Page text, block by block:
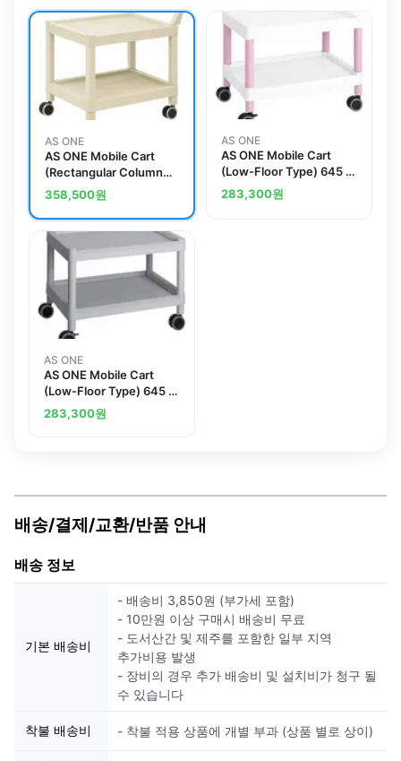
AS ONE
AS ONE Mobile Cart
(Rectangular Column
Type) 2 Stages 690 x
435 x 620 MC40
358,500원
AS ONE
AS ONE Mobile Cart
(Low-Floor Type) 645 x
447 x 492 Pink MC20
283,300원
AS ONE
AS ONE Mobile Cart
(Low-Floor Type) 645 x
447 x 492 Gray MC20
283,300원
배송/결제/교환/반품 안내
배송 정보
기본 배송비
- 배송비 3,850원 (부가세 포함)
- 10만원 이상 구매시 배송비 무료
- 도서산간 및 제주를 포함한 일부 지역
추가비용 발생
- 장비의 경우 추가 배송비 및 설치비가 청구 될
수 있습니다
착불 배송비 - 착불 적용 상품에 개별 부과 (상품 별로 상이)